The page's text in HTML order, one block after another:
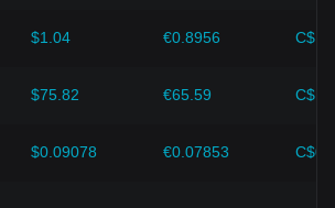
$1.04 €0.8956
$75.82 €65.59
$0.09078 €0.07853